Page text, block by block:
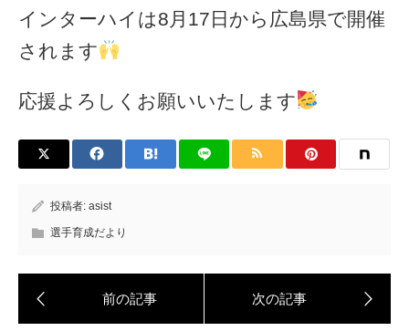
インターハイは8月17日から広島県で開催
されます
応援よろしくお願いいたします
投稿者: asist
選手育成だより